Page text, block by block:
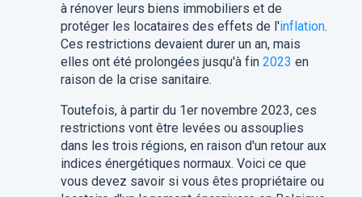
à rénover leurs biens immobiliers et de
protéger les locataires des effets de l'inflation.
Ces restrictions devaient durer un an, mais
elles ont été prolongées jusqu'à fin 2023 en
raison de la crise sanitaire.
Toutefois, à partir du 1er novembre 2023, ces
restrictions vont être levées ou assouplies
dans les trois régions, en raison d'un retour aux
indices énergétiques normaux. Voici ce que
vous devez savoir si vous êtes propriétaire ou